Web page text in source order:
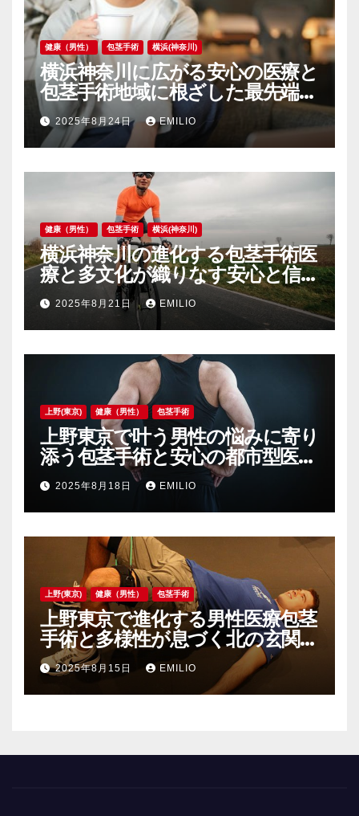
健康（男性） 包茎手術 横浜(神奈川)
横浜神奈川に広がる安心の医療と
包茎手術地域に根ざした最先端サ
ポート
2025年8月24日 EMILIO
健康（男性） 包茎手術 横浜(神奈川)
横浜神奈川の進化する包茎手術医
療と多文化が織りなす安心と信頼
の泌尿器ケア
2025年8月21日 EMILIO
上野(東京) 健康（男性） 包茎手術
上野東京で叶う男性の悩みに寄り
添う包茎手術と安心の都市型医療
拠点
2025年8月18日 EMILIO
上野(東京) 健康（男性） 包茎手術
上野東京で進化する男性医療包茎
手術と多様性が息づく北の玄関口
の今
2025年8月15日 EMILIO